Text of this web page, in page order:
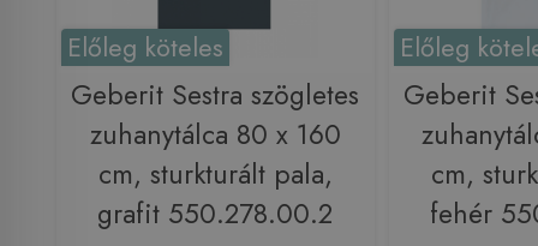
Előleg köteles
Geberit Sestra szögletes
zuhanytálca 80 x 160
cm, sturkturált pala,
grafit 550.278.00.2
Előleg
Geberit
cm,
fehér